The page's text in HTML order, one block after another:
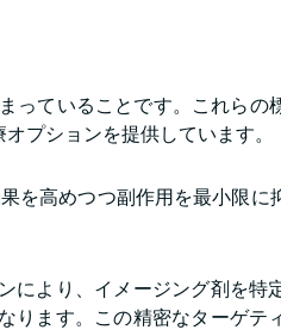
っていることです。これらの
プションを提供しています。
を高めつつ副作用を最小限に
より、イメージング剤を特
ます。この精密なターゲテ